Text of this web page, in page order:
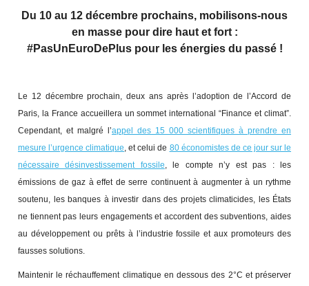
Du 10 au 12 décembre prochains, mobilisons-nous
en masse pour dire haut et fort :
#PasUnEuroDePlus pour les énergies du passé !
Le 12 décembre prochain, deux ans après l’adoption de l’Accord de
Paris, la France accueillera un sommet international “Finance et climat”.
Cependant, et malgré l’appel des 15 000 scientifiques à prendre en
mesure l’urgence climatique, et celui de 80 économistes de ce jour sur le
nécessaire désinvestissement fossile, le compte n’y est pas : les
émissions de gaz à effet de serre continuent à augmenter à un rythme
soutenu, les banques à investir dans des projets climaticides, les États
ne tiennent pas leurs engagements et accordent des subventions, aides
au développement ou prêts à l’industrie fossile et aux promoteurs des
fausses solutions.
Maintenir le réchauffement climatique en dessous des 2°C et préserver